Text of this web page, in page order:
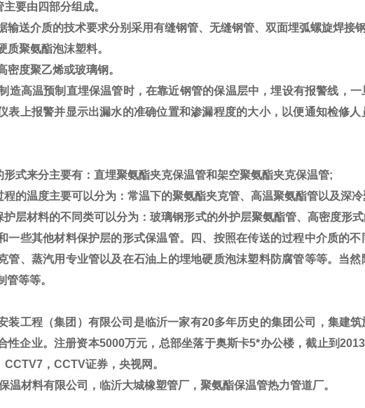
要由四部分组成。
输送介质的技术要求分别采用有缝钢管、无缝钢管、双面埋弧螺旋焊接钢
质聚氨酯泡沫塑料。
密度聚乙烯或玻璃钢。
造高温预制直埋保温管时，在靠近钢管的保温层中，埋设有报警线，
表上报警并显示出漏水的准确位置和渗漏程度的大小，以便通知检修
式来分主要有：直埋聚氨酯夹克保温管和架空聚氨酯夹克保温管;
的温度主要可以分为：常温下的聚氨酯夹克管、高温聚氨酯管以及深冷
层材料的不同类可以分为：玻璃钢形式的外护层聚氨酯管、高密度形
一些其他材料保护层的形式保温管。四、按照在传送的过程中介质的
管、蒸汽用专业管以及在石油上的埋地硬质泡沫塑料防腐管等等。当
等等。
工程（集团）有限公司是临沂一家有20多年历史的集团公司，集建
性企业。注册资本5000万元，总部坐落于奥斯卡5*办公楼，截止到
，CCTV证券，央视网。
材料有限公司，临沂大城橡塑管厂，聚氨酯保温管热力管道厂。